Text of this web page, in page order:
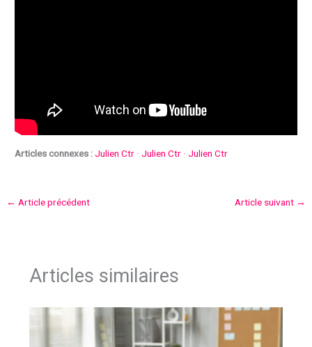
Articles connexes :Julien Ctr ·Julien Ctr ·Julien Ctr
← Article précédent Article suivant →
Articles similaires